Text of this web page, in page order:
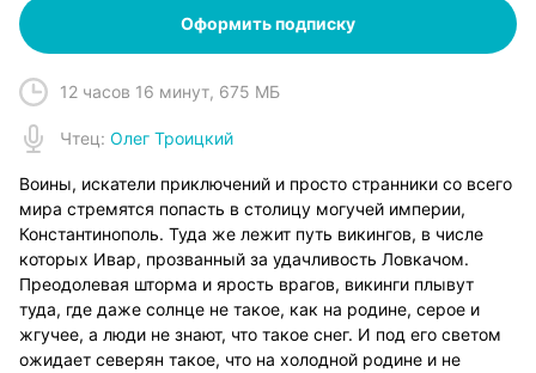
Оформить подписку
12 часов 16 минут, 675 МБ
Чтец: Олег Троицкий
Воины, искатели приключений и просто странники со всего
мира стремятся попасть в столицу могучей империи,
Константинополь. Туда же лежит путь викингов, в числе
которых Ивар, прозванный за удачливость Ловкачом.
Преодолевая шторма и ярость врагов, викинги плывут
туда, где даже солнце не такое, как на родине, серое и
жгучее, а люди не знают, что такое снег. И под его светом
ожидает северян такое, что на холодной родине и не